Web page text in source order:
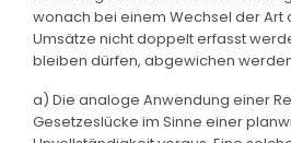
wonach bei einem Wechsel der Art
Umsätze nicht doppelt erfasst
bleiben dürfen, abgewichen
a) Die analoge Anwendung einer
Gesetzeslücke im Sinne einer